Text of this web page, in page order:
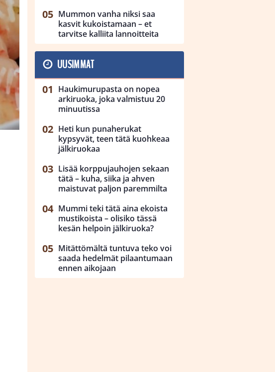
Mummon vanha niksi saa
kasvit kukoistamaan – et
tarvitse kalliita lannoitteita
UUSIMMAT
Haukimurupasta on nopea
arkiruoka, joka valmistuu 20
minuutissa
Heti kun punaherukat
kypsyvät, teen tätä kuohkeaa
jälkiruokaa
Lisää korppujauhojen sekaan
tätä – kuha, siika ja ahven
maistuvat paljon paremmilta
Mummi teki tätä aina ekoista
mustikoista – olisiko tässä
kesän helpoin jälkiruoka?
Mitättömältä tuntuva teko voi
saada hedelmät pilaantumaan
ennen aikojaan